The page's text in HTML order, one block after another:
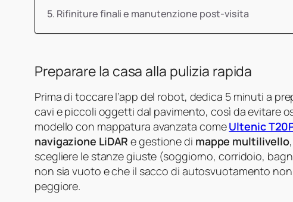
Rifiniture finali e manutenzione post-visita
Preparare la casa alla pulizia rapida
Prima di toccare l’app del robot, dedica 5 minuti a
cavi e piccoli oggetti dal pavimento, così da evitare
modello con mappatura avanzata comeUltenic
navigazione LiDAR e gestione di mappe multilivello
scegliere le stanze giuste (soggiorno, corridoio,
non sia vuoto e che il sacco di autosvuotamento
peggiore.